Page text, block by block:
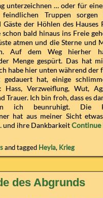
unterzeichnen … oder für
feindlichen Truppen
Gäste der Höhlen des Hauses
schon bald hinaus ins Freie
atmen und die Sterne und
Auf dem Weg hierher
Menge gespürt. Das hat
habe hier unten während der
hat, einige
Hass, Verzweiflung, Wut,
Trauer. Ich bin froh, dass es
ich beunruhigt. Die
hat aus meiner Sicht
und ihre DankbarkeitContinue
and tagged Heyla, Krieg
des Abgrunds